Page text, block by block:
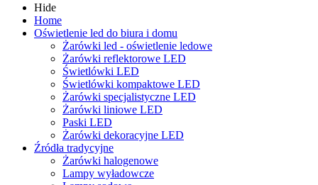
Hide
Home
Oświetlenie led do biura i domu
Żarówki led - oświetlenie ledowe
Żarówki reflektorowe LED
Świetlówki LED
Świetlówki kompaktowe LED
Żarówki specjalistyczne LED
Żarówki liniowe LED
Paski LED
Żarówki dekoracyjne LED
Źródła tradycyjne
Żarówki halogenowe
Lampy wyładowcze